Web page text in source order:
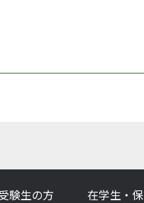
験生の方 在学生・